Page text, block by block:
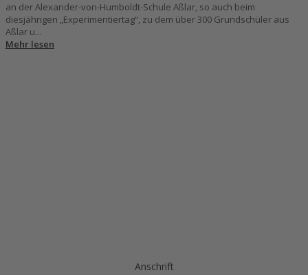
an der Alexander-von-Humboldt-Schule Aßlar, so auch beim
diesjährigen „Experimentiertag“, zu dem über 300 Grundschüler aus
Aßlar u...
Mehr lesen
Anschrift